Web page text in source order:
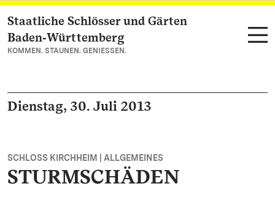
Zum Hauptinhalt springen
Staatliche Schlösser und Gärten
Baden‑Württemberg
KOMMEN. STAUNEN. GENIESSEN.
Dienstag, 30. Juli 2013
SCHLOSS KIRCHHEIM | ALLGEMEINES
STURMSCHÄDEN